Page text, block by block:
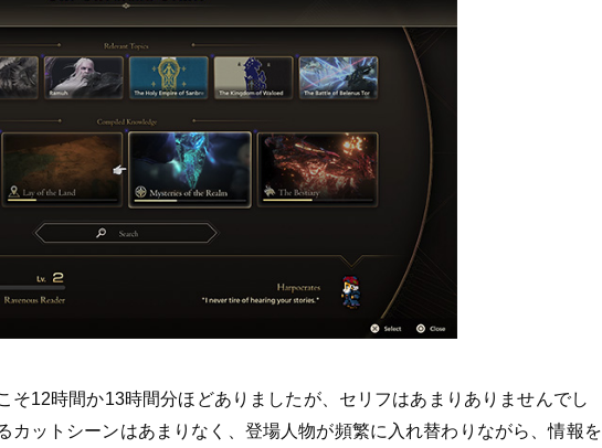
そ12時間か13時間分ほどありましたが、セリフはあまりありませんでし
カットシーンはあまりなく、登場人物が頻繁に入れ替わりながら、情報を